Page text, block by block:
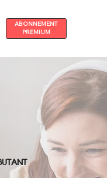
ABONNEMENT
PREMIUM